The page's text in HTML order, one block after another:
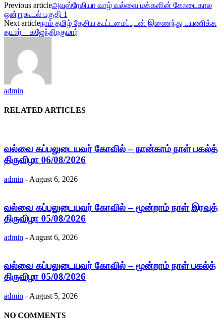
Previous articleஅவுஸ்ரேலியா வாழ் வல்வை மக்களின் கோடைகால
ஒன்றுகூடல் பகுதி 1
Next articleநாம் தமிழ் தேசிய கூட்டமைப்புடன் இணைந்து பயணிக்க
தயார் – கஜேந்திரகுமார்
admin
RELATED ARTICLES
வல்வை கப்பலுடையவர் கோவில் – நான்காம் நாள் பகல்த்
திருவிழா 06/08/2026
admin - August 6, 2026
வல்வை கப்பலுடையவர் கோவில் – மூன்றாம் நாள் இரவுத்
திருவிழா 05/08/2026
admin - August 6, 2026
வல்வை கப்பலுடையவர் கோவில் – மூன்றாம் நாள் பகல்த்
திருவிழா 05/08/2026
admin - August 5, 2026
NO COMMENTS